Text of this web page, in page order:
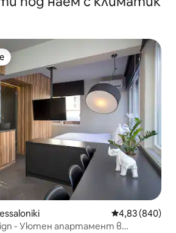
Средна
4,83 (840)
- Уютен апартамент в